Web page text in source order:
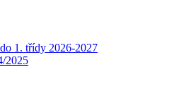
1. třídy 2026-2027
2025